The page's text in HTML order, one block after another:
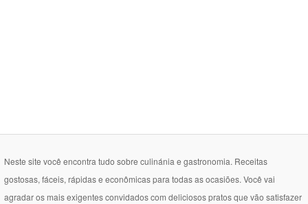
Neste site você encontra tudo sobre culinánia e gastronomia. Receitas
gostosas, fáceis, rápidas e econômicas para todas as ocasiões. Você vai
agradar os mais exigentes convidados com deliciosos pratos que vão satisfazer